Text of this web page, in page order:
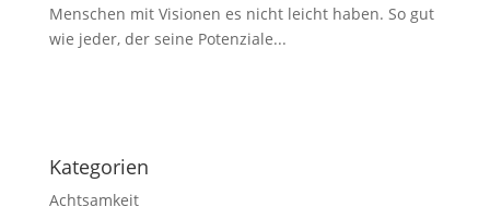
Menschen mit Visionen es nicht leicht haben. So gut
wie jeder, der seine Potenziale...
Kategorien
Achtsamkeit